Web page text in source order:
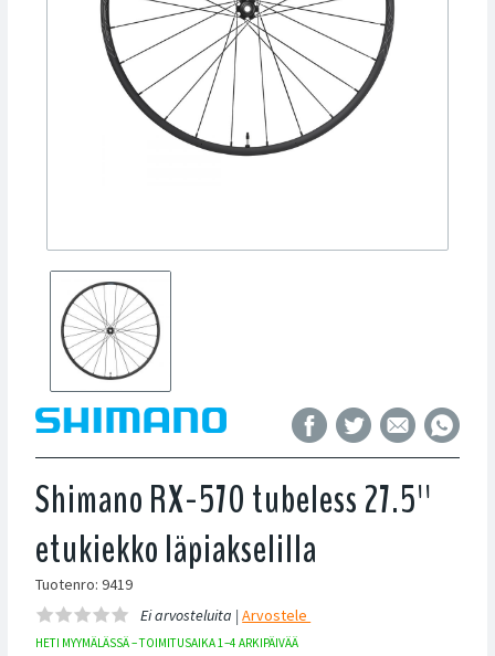
Shimano RX-570 tubeless 27.5''
etukiekko läpiakselilla
Tuotenro: 9419
Ei arvosteluita |Arvostele
HETI MYYMÄLÄSSÄ – TOIMITUSAIKA 1–4 ARKIPÄIVÄÄ